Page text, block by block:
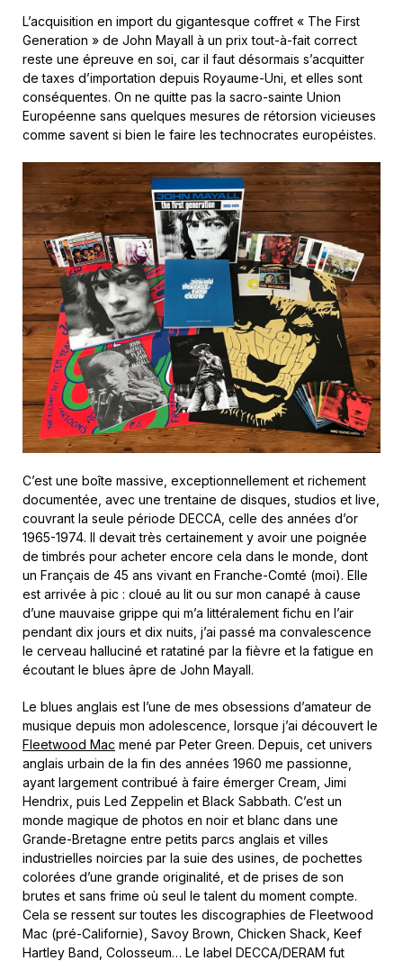
L’acquisition en import du gigantesque coffret « The First
Generation » de John Mayall à un prix tout-à-fait correct
reste une épreuve en soi, car il faut désormais s’acquitter
de taxes d’importation depuis Royaume-Uni, et elles sont
conséquentes. On ne quitte pas la sacro-sainte Union
Européenne sans quelques mesures de rétorsion vicieuses
comme savent si bien le faire les technocrates européistes.
C’est une boîte massive, exceptionnellement et richement
documentée, avec une trentaine de disques, studios et live,
couvrant la seule période DECCA, celle des années d’or
1965-1974. Il devait très certainement y avoir une poignée
de timbrés pour acheter encore cela dans le monde, dont
un Français de 45 ans vivant en Franche-Comté (moi). Elle
est arrivée à pic : cloué au lit ou sur mon canapé à cause
d’une mauvaise grippe qui m’a littéralement fichu en l’air
pendant dix jours et dix nuits, j’ai passé ma convalescence
le cerveau halluciné et ratatiné par la fièvre et la fatigue en
écoutant le blues âpre de John Mayall.
Le blues anglais est l’une de mes obsessions d’amateur de
musique depuis mon adolescence, lorsque j’ai découvert le
Fleetwood Mac mené par Peter Green. Depuis, cet univers
anglais urbain de la fin des années 1960 me passionne,
ayant largement contribué à faire émerger Cream, Jimi
Hendrix, puis Led Zeppelin et Black Sabbath. C’est un
monde magique de photos en noir et blanc dans une
Grande-Bretagne entre petits parcs anglais et villes
industrielles noircies par la suie des usines, de pochettes
colorées d’une grande originalité, et de prises de son
brutes et sans frime où seul le talent du moment compte.
Cela se ressent sur toutes les discographies de Fleetwood
Mac (pré-Californie), Savoy Brown, Chicken Shack, Keef
Hartley Band, Colosseum… Le label DECCA/DERAM fut